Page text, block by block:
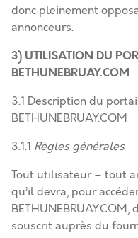
donc pleinement
annonceurs.
3) UTILISATION DU
BETHUNEBRUAY.COM
3.1 Description du
BETHUNEBRUAY.COM
3.1.1 Règles générales
Tout utilisateur – tout
qu’il devra, pour
souscrit auprès du